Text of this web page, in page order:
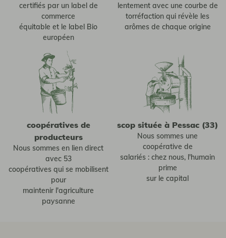
certifiés par un label de
commerce
équitable et le label Bio
européen
lentement avec une courbe de
torréfaction qui révèle les
arômes de chaque origine
coopératives de
producteurs
Nous sommes en lien direct
avec 53
coopératives qui se mobilisent
pour
maintenir l'agriculture
paysanne
scop située à Pessac (33)
Nous sommes une
coopérative de
salariés : chez nous, l'humain
prime
sur le capital